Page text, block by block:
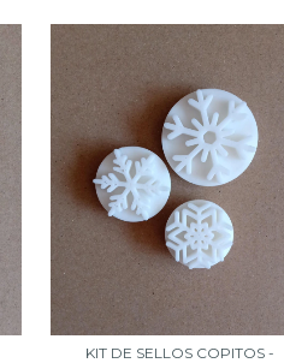
KIT DE SELLOS COPITOS -